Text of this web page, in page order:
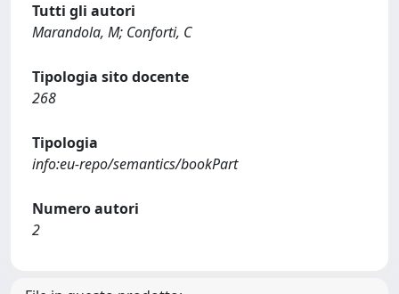
Tutti gli autori
Marandola, M; Conforti, C
Tipologia sito docente
268
Tipologia
info:eu-repo/semantics/bookPart
Numero autori
2